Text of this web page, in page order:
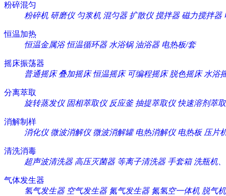
粉碎混匀
粉碎机 研磨仪 匀浆机 混匀器 扩散仪 搅拌器 磁力搅拌器
恒温加热
恒温金属浴 恒温循环器 水浴锅 油浴器 电热板/套
摇床振荡器
普通摇床 叠加摇床 恒温摇床 可编程摇床 脱色摇床 水浴
分离萃取
旋转蒸发仪 固相萃取仪 反应釜 抽提萃取仪 快速溶剂萃
消解制样
消化仪 微波消解仪 微波消解罐 电热消解仪 电热板 压片
清洗消毒
超声波清洗器 高压灭菌器 等离子清洗器 手套箱 洗瓶机
气体发生器
氢气发生器 空气发生器 氮气发生器 氮氢空一体机 脱气机